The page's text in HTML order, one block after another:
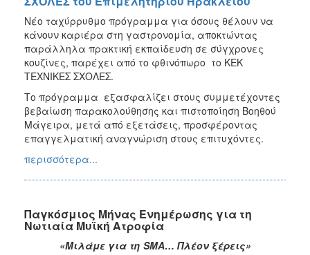
Νέο ταχύρρυθμο πρόγραμμα για όσους θέλουν να
κάνουν καριέρα στη γαστρονομία, αποκτώντας
παράλληλα πρακτική εκπαίδευση σε σύγχρονες
κουζίνες, παρέχει από το φθινόπωρο το ΚΕΚ
ΤΕΧΝΙΚΕΣ ΣΧΟΛΕΣ.
Το πρόγραμμα εξασφαλίζει στους συμμετέχοντες
βεβαίωση παρακολούθησης και πιστοποίηση Βοηθού
Μάγειρα, μετά από εξετάσεις, προσφέροντας
επαγγελματική αναγνώριση στους επιτυχόντες.
περισσότερα...
Παγκόσμιος Μήνας Ενημέρωσης για τη
Νωτιαία Μυϊκή Ατροφία
«Μιλάμε για τη SMA… Πλέον ξέρεις»